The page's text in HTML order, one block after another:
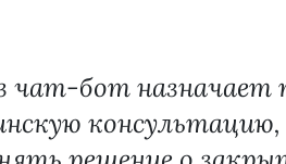
чат-бот назначает